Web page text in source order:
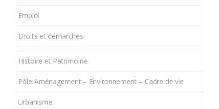
Emploi
Droits et démarches
Histoire et Patrimoine
Pôle Aménagement – Environnement – Cadre de vie
Urbanisme